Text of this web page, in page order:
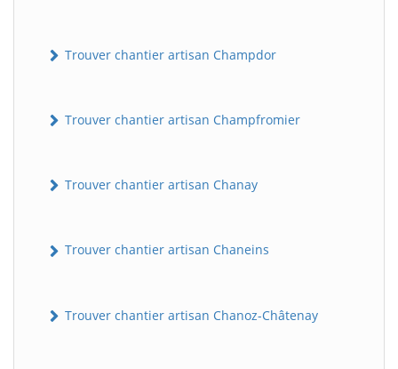
Trouver chantier artisan Champdor
Trouver chantier artisan Champfromier
Trouver chantier artisan Chanay
Trouver chantier artisan Chaneins
Trouver chantier artisan Chanoz-Châtenay